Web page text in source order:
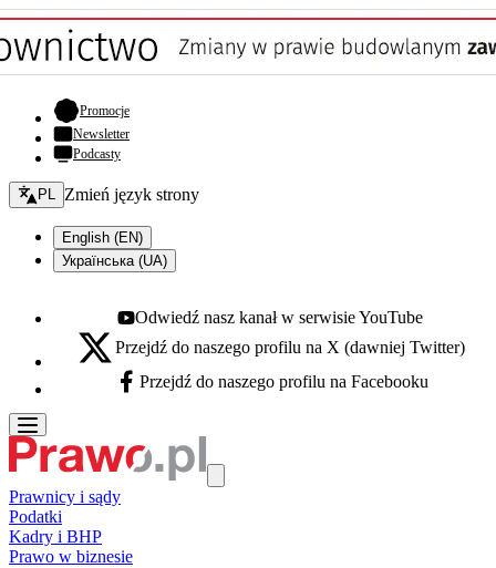
Promocje- otwiera się w nowej karcie
Newsletter
Podcasty
Zmień język - bieżący:
PL Zmień język strony
English (EN)
Українська (UA)
Youtube - otwiera się w nowej karcie
Odwiedź nasz kanał w serwisie YouTube
X - otwiera się w nowej karcie
Przejdź do naszego profilu na X (dawniej Twitter)
Facebook - otwiera się w nowej karcie
Przejdź do naszego profilu na Facebooku
Prawnicy i sądy
Podatki
Kadry i BHP
Prawo w biznesie